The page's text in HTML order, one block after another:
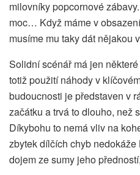
milovníky popcornové
moc… Když máme v
musíme mu taky dát nějakou
Solidní scénář má jen
totiž použití náhody v
budoucnosti je představen v
začátku a trvá to dlouho, než
Díkybohu to nemá vliv na
zbytek dílčích chyb
dojem ze sumy jeho